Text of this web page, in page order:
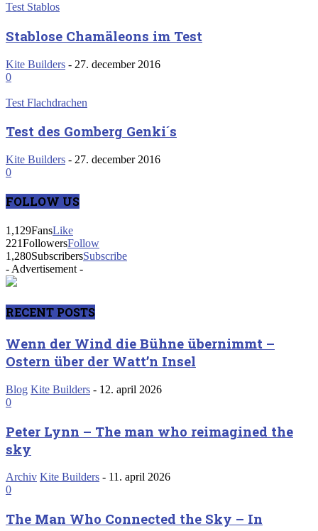
Test Stablos
Stablose Chamäleons im Test
Kite Builders - 27. december 2016
0
Test Flachdrachen
Test des Gomberg Genki´s
Kite Builders - 27. december 2016
0
FOLLOW US
1,129FansLike
221FollowersFollow
1,280SubscribersSubscribe
- Advertisement -
RECENT POSTS
Wenn der Wind die Bühne übernimmt –
Ostern über der Watt’n Insel
Blog Kite Builders - 12. april 2026
0
Peter Lynn – The man who reimagined the
sky
Archiv Kite Builders - 11. april 2026
0
The Man Who Connected the Sky – In